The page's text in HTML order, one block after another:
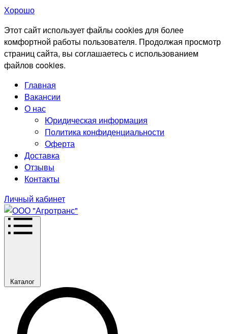
Хорошо
Этот сайт использует файлы cookies для более
комфортной работы пользователя. Продолжая просмотр
страниц сайта, вы соглашаетесь с использованием
файлов cookies.
Главная
Вакансии
О нас
Юридическая информация
Политика конфиденциальности
Оферта
Доставка
Отзывы
Контакты
Личный кабинет
Каталог